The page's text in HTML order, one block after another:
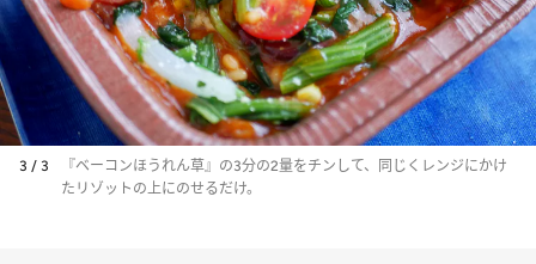
3 / 3
『ベーコンほうれん草』の3分の2量をチンして、同じくレンジにかけ
たリゾットの上にのせるだけ。